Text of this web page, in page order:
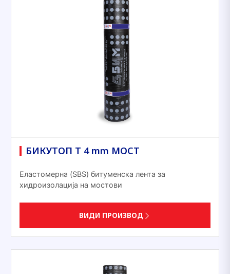
БИКУТОП T 4 mm МОСТ
Еластомерна (SBS) битуменска лента за
хидроизолација на мостови
ВИДИ ПРОИЗВОД